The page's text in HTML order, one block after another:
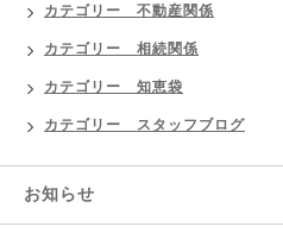
カテゴリー 不動産関係
カテゴリー 相続関係
カテゴリー 知恵袋
カテゴリー スタッフブログ
お知らせ